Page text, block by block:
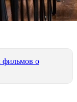
фильмов о